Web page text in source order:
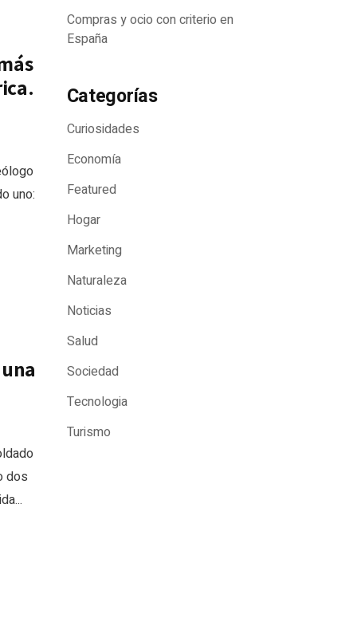
uno:
dos
Compras y ocio con criterio en
España
Categorías
Curiosidades
Economía
Featured
Hogar
Marketing
Naturaleza
Noticias
Salud
Sociedad
Tecnologia
Turismo